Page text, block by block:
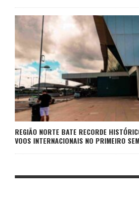
REGIÃO NORTE BATE RECORDE
VOOS INTERNACIONAIS NO PRIMEIRO